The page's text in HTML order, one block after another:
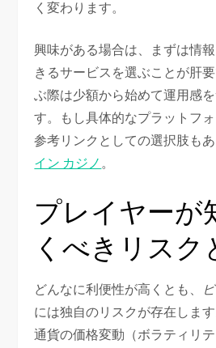
く変わります。
興味がある場合は、まずは情
きるサービスを選ぶことが肝
ぶ際は少額から始めて運用感
す。もし具体的なプラットフォ
参考リンクとしての選択肢もあ
イン カジノ 。
プレイヤーが
くべきリスク
どんなに利便性が高くとも、
には独自のリスクが存在しま
通貨の価格変動（ボラティリ